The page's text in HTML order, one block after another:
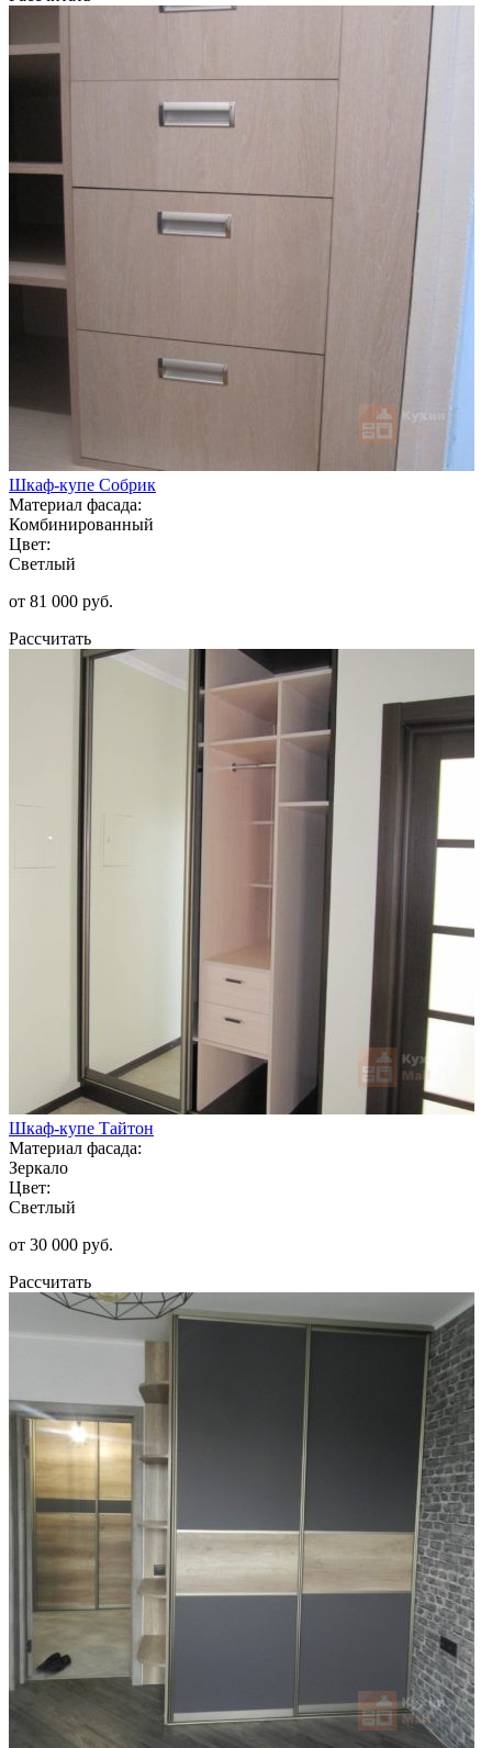
Шкаф-купе Собрик
Материал фасада:
Комбинированный
Цвет:
Светлый
от 81 000 руб.
Рассчитать
Шкаф-купе Тайтон
Материал фасада:
Зеркало
Цвет:
Светлый
от 30 000 руб.
Рассчитать